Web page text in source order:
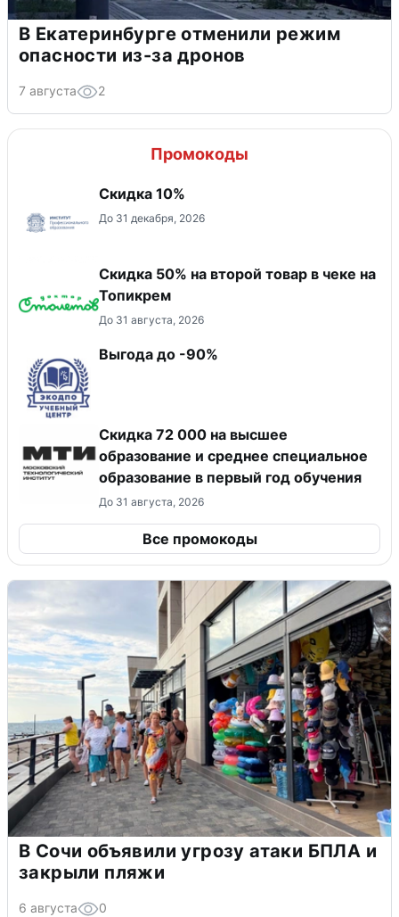
В Екатеринбурге отменили режим
опасности из-за дронов
7 августа 2
Промокоды
Скидка 10%
До 31 декабря, 2026
Скидка 50% на второй товар в чеке на
Топикрем
До 31 августа, 2026
Выгода до -90%
Скидка 72 000 на высшее
образование и среднее специальное
образование в первый год обучения
До 31 августа, 2026
Все промокоды
В Сочи объявили угрозу атаки БПЛА и
закрыли пляжи
6 августа 0